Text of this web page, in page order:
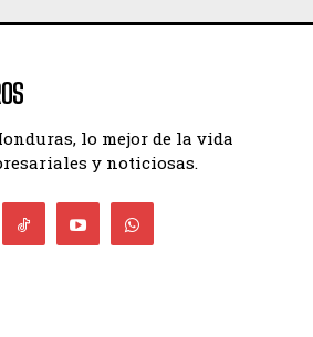
lo mejor de la vida
y noticiosas.